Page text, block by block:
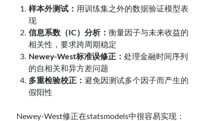
样本外测试： 用训练集之外的数据验证模型表
现
信息系数（IC）分析：衡量因子与未来收益的
相关性，要求跨周期稳定
Newey-West标准误修正：处理金融时间序列
的自相关和异方差问题
多重检验校正：避免因测试多个因子而产生的
假阳性
Newey-West修正在statsmodels中很容易实现：